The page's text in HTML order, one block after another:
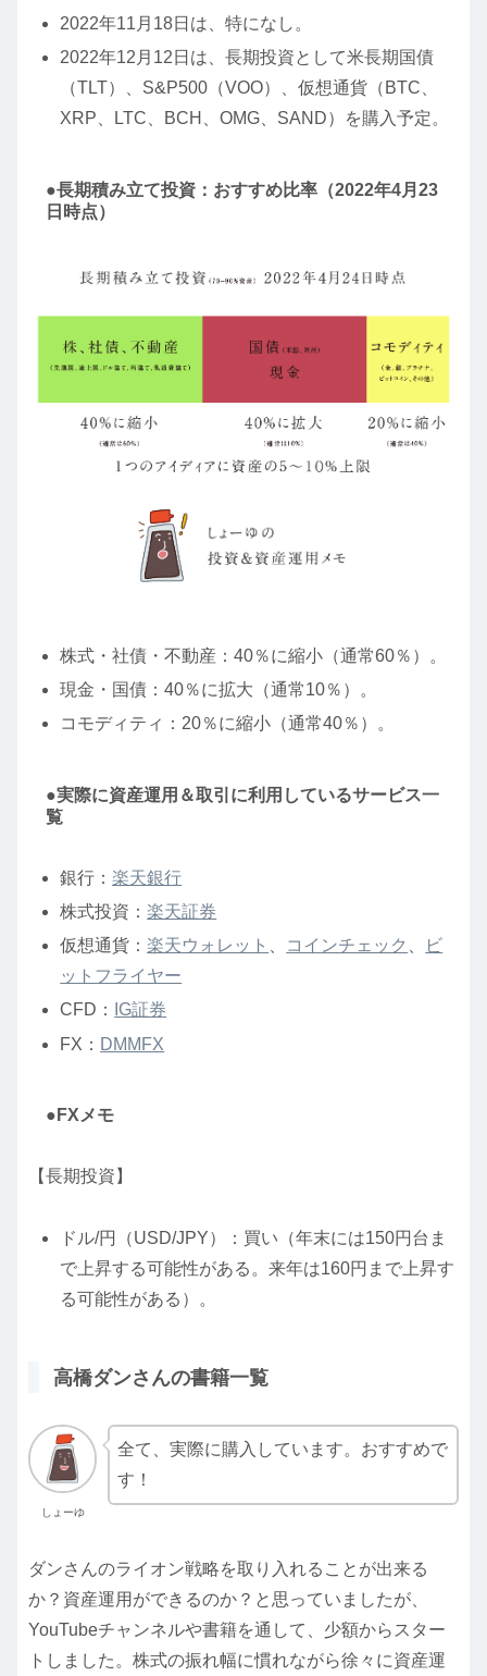
2022年11月18日は、特になし。
2022年12月12日は、長期投資として米長期国債
（TLT）、S&P500（VOO）、仮想通貨（BTC、
XRP、LTC、BCH、OMG、SAND）を購入予定。
●長期積み立て投資：おすすめ比率（2022年4月23
日時点）
株式・社債・不動産：40％に縮小（通常60％）。
現金・国債：40％に拡大（通常10％）。
コモディティ：20％に縮小（通常40％）。
●実際に資産運用＆取引に利用しているサービス一
覧
銀行：楽天銀行
株式投資：楽天証券
仮想通貨：楽天ウォレット コインチェック
ビ
ットフライヤー
CFD：
IG証券
FX： DMMFX
●FXメモ
【長期投資】
ドル/円（USD/JPY）：買い（年末には150円台ま
で上昇する可能性がある。来年は160円まで上昇す
る可能性がある）。
高橋ダンさんの書籍一覧
しょーゆ
全て、実際に購入しています。おすすめで
す！
ダンさんのライオン戦略を取り入れることが出来る
か？資産運用ができるのか？と思っていましたが、
YouTubeチャンネルや書籍を通して、少額からスター
トしました。株式の振れ幅に慣れながら徐々に資産運